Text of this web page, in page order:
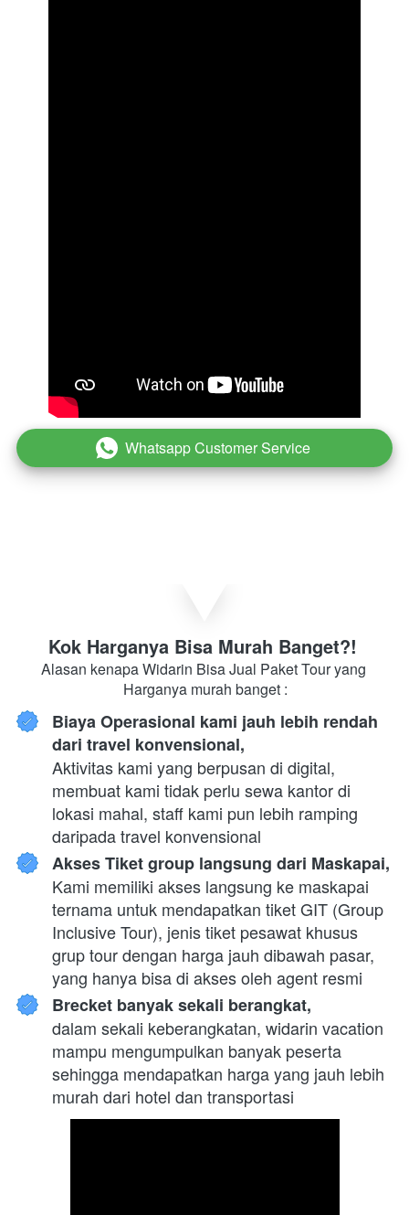
` Whatsapp Customer Service
Kok Harganya Bisa Murah Banget?!
Alasan kenapa Widarin Bisa Jual Paket Tour yang
Harganya murah banget :
Biaya Operasional kami jauh lebih rendah
dari travel konvensional,
Aktivitas kami yang berpusan di digital,
membuat kami tidak perlu sewa kantor di
lokasi mahal, staff kami pun lebih ramping
daripada travel konvensional
Akses Tiket group langsung dari Maskapai,
Kami memiliki akses langsung ke maskapai
ternama untuk mendapatkan tiket GIT (Group
Inclusive Tour), jenis tiket pesawat khusus
grup tour dengan harga jauh dibawah pasar,
yang hanya bisa di akses oleh agent resmi
Brecket banyak sekali berangkat,
dalam sekali keberangkatan, widarin vacation
mampu mengumpulkan banyak peserta
sehingga mendapatkan harga yang jauh lebih
murah dari hotel dan transportasi